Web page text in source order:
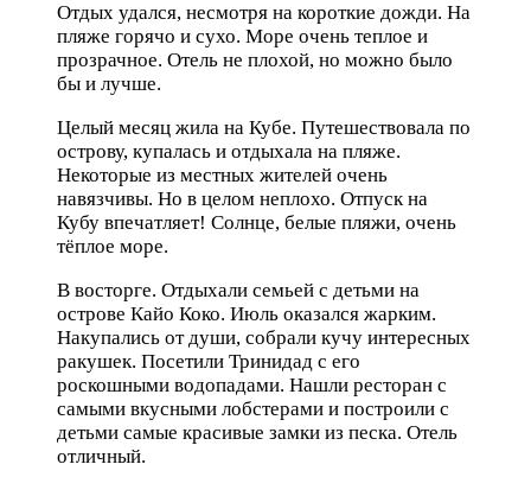
Отдых удался, несмотря на короткие дожди. На
пляже горячо и сухо. Море очень теплое и
прозрачное. Отель не плохой, но можно было
бы и лучше.
Целый месяц жила на Кубе. Путешествовала по
острову, купалась и отдыхала на пляже.
Некоторые из местных жителей очень
навязчивы. Но в целом неплохо. Отпуск на
Кубу впечатляет! Солнце, белые пляжи, очень
тёплое море.
В восторге. Отдыхали семьей с детьми на
острове Кайо Коко. Июль оказался жарким.
Накупались от души, собрали кучу интересных
ракушек. Посетили Тринидад с его
роскошными водопадами. Нашли ресторан с
самыми вкусными лобстерами и построили с
детьми самые красивые замки из песка. Отель
отличный.